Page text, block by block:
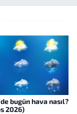
bugün hava nasıl?
2026)